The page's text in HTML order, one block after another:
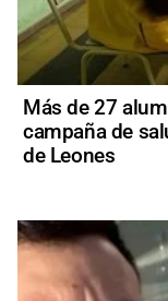
Más de 27
campaña de
de Leones